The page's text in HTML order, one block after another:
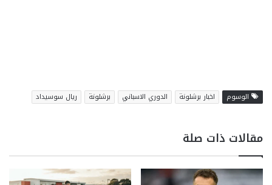
الوسوم اخبار برشلونة الدوري الاسباني برشلونة ريال سوسيداد
مقالات ذات صلة